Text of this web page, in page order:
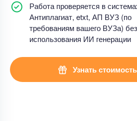
Работа проверяется в
Антиплагиат, etxt, АП ВУЗ (по
требованиям вашего ВУЗа) без
использования ИИ генерации
Узнать